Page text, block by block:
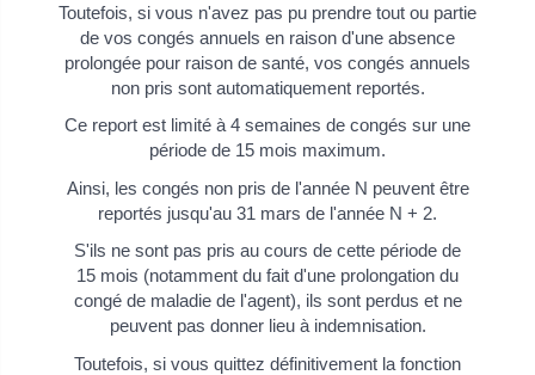
Toutefois, si vous n'avez pas pu prendre tout ou partie
de vos congés annuels en raison d'une absence
prolongée pour raison de santé, vos congés annuels
non pris sont automatiquement reportés.
Ce report est limité à 4 semaines de congés sur une
période de 15 mois maximum.
Ainsi, les congés non pris de l'année N peuvent être
reportés jusqu'au 31 mars de l'année N + 2.
S'ils ne sont pas pris au cours de cette période de
15 mois (notamment du fait d'une prolongation du
congé de maladie de l'agent), ils sont perdus et ne
peuvent pas donner lieu à indemnisation.
Toutefois, si vous quittez définitivement la fonction